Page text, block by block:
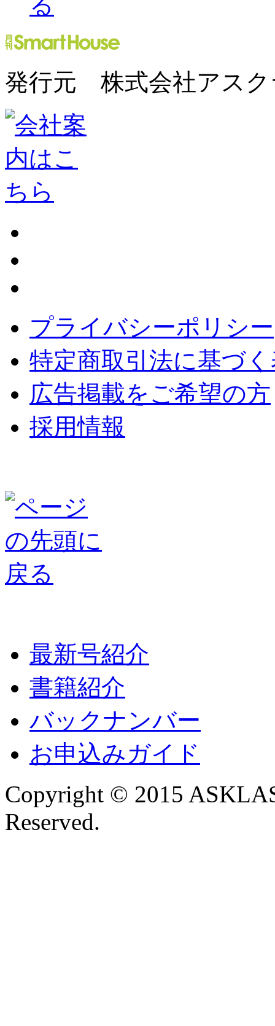
発行元 株式会社アスク
プライバシーポリシー
特定商取引法に基づ
広告掲載をご希望の方
採用情報
最新号紹介
書籍紹介
バックナンバー
お申込みガイド
Copyright © 2015
Reserved.